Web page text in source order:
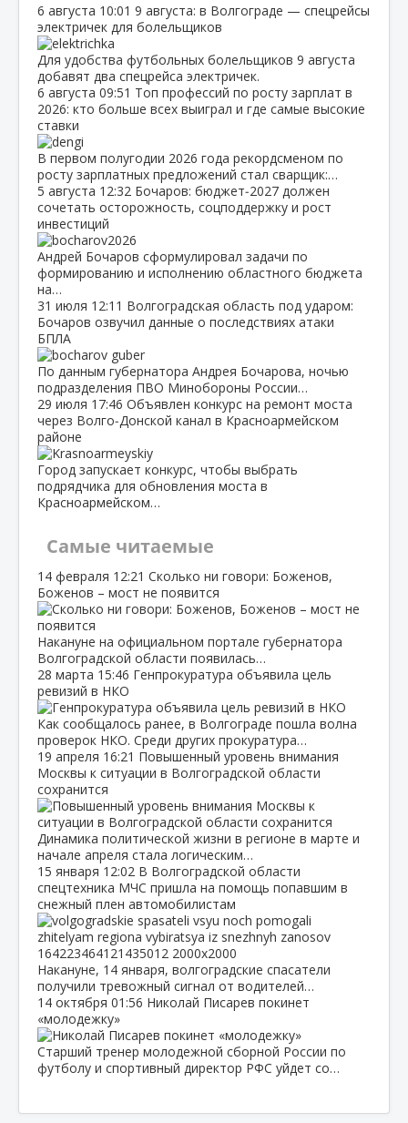
6 августа 10:01 9 августа: в Волгограде — спецрейсы
электричек для болельщиков
Для удобства футбольных болельщиков 9 августа
добавят два спецрейса электричек.
6 августа 09:51 Топ профессий по росту зарплат в
2026: кто больше всех выиграл и где самые высокие
ставки
В первом полугодии 2026 года рекордсменом по
росту зарплатных предложений стал сварщик:…
5 августа 12:32 Бочаров: бюджет‑2027 должен
сочетать осторожность, соцподдержку и рост
инвестиций
Андрей Бочаров сформулировал задачи по
формированию и исполнению областного бюджета
на…
31 июля 12:11 Волгоградская область под ударом:
Бочаров озвучил данные о последствиях атаки
БПЛА
По данным губернатора Андрея Бочарова, ночью
подразделения ПВО Минобороны России…
29 июля 17:46 Объявлен конкурс на ремонт моста
через Волго‑Донской канал в Красноармейском
районе
Город запускает конкурс, чтобы выбрать
подрядчика для обновления моста в
Красноармейском…
Самые читаемые
14 февраля 12:21 Сколько ни говори: Боженов,
Боженов – мост не появится
Накануне на официальном портале губернатора
Волгоградской области появилась…
28 марта 15:46 Генпрокуратура объявила цель
ревизий в НКО
Как сообщалось ранее, в Волгограде пошла волна
проверок НКО. Среди других прокуратура…
19 апреля 16:21 Повышенный уровень внимания
Москвы к ситуации в Волгоградской области
сохранится
Динамика политической жизни в регионе в марте и
начале апреля стала логическим…
15 января 12:02 В Волгоградской области
спецтехника МЧС пришла на помощь попавшим в
снежный плен автомобилистам
Накануне, 14 января, волгоградские спасатели
получили тревожный сигнал от водителей…
14 октября 01:56 Николай Писарев покинет
«молодежку»
Старший тренер молодежной сборной России по
футболу и спортивный директор РФС уйдет со…